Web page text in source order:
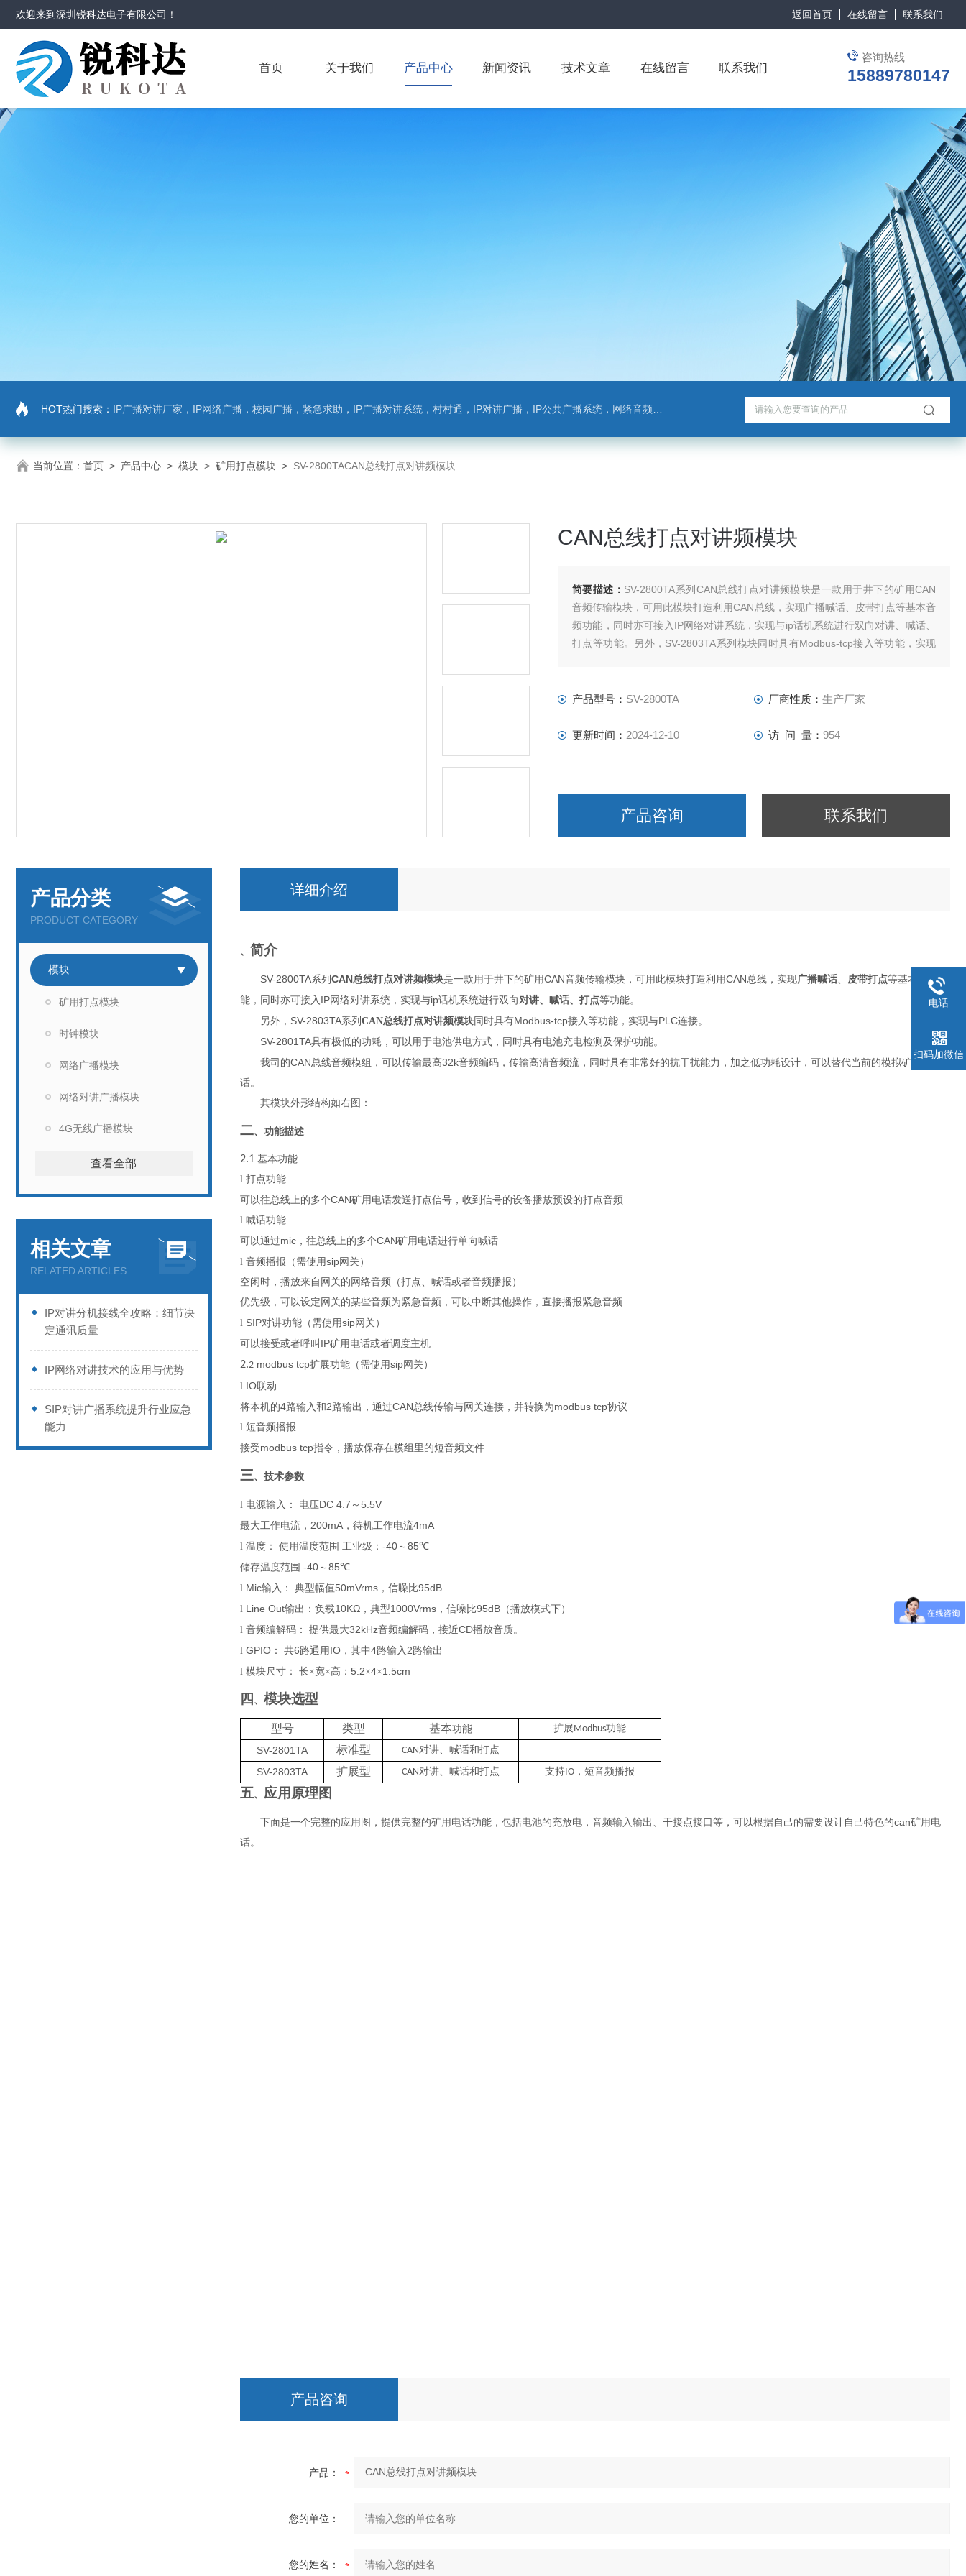
欢迎来到深圳锐科达电子有限公司 ！ 返回首页 在线留言 联系我们
咨询热线
15889780147
首页 关于我们 产品中心 新闻资讯 技术文章 在线留言 联系我们
HOT热门搜索： IP广播对讲厂家，IP网络广播，校园广播，紧急求助，IP广播对讲系统，村村通，IP对讲广播，IP公共广播系统，网络音频模块，银行对讲，背景音乐，网络录播，班班通
当前位置： 首页 > 产品中心 > 模块 > 矿用打点模块 > SV-2800TACAN总线打点对讲频模块
CAN总线打点对讲频模块
简要描述： SV-2800TA系列CAN总线打点对讲频模块是一款用于井下的矿用CAN
音频传输模块，可用此模块打造利用CAN总线，实现广播喊话、皮带打点等基本音
频功能，同时亦可接入IP网络对讲系统，实现与ip话机系统进行双向对讲、喊话、
打点等功能。另外，SV-2803TA系列模块同时具有Modbus-tcp接入等功能，实现
产品型号： SV-2800TA 厂商性质： 生产厂家
更新时间： 2024-12-10 访 问 量： 954
产品咨询 联系我们
产品分类
PRODUCT CATEGORY
模块
矿用打点模块
时钟模块
网络广播模块
网络对讲广播模块
4G无线广播模块
查看全部
相关文章
RELATED ARTICLES
IP对讲分机接线全攻略：细节决
定通讯质量
IP网络对讲技术的应用与优势
SIP对讲广播系统提升行业应急
能力
详细介绍
、 简介
SV-2800TA系列 CAN总线打点对讲频模块是一款用于井下的矿用CAN音频传输模块，可用 此模块打造利用CAN总线，实现广播喊话、 皮带打点等基本 音频功
能 ， 同时亦可接入 IP网络对讲系统 ， 实现与ip话机系统进行双向对讲、喊话、打点等功能。
另外， SV-2803TA系列 CAN总线打点对讲频模块 同时具有Modbus-tcp接入等功能，实现与PLC连接。
SV-2801TA具有极低的功耗，可以用于电池供电方式，同时具有电池充电检测及保护功能。
我司的CAN总线音频模组，可以传输最高32k音频编码，传输高清音频流，同时具有非常好的抗干扰能力，加之低功耗设计，可以替代当前的模拟矿用电
话。
其模块外形结构如右图：
二、功能描述
2.1 基本功能
l 打点功能
可以往总线上的多个CAN矿用电话发送打点信号，收到信号的设备播放预设的打点音频
l 喊话功能
可以通过mic ，往总线上的多个CAN矿用电话进行单向喊话
l 音频播报（需使用sip网关）
空闲时，播放来自网关的网络音频（打点、喊话或者音频播报）
优先级，可以设定网关的某些音频为紧急音频，可以中断其他操作，直接播报紧急音频
l SIP对讲功能 （需使用sip网关）
可以接受或者呼叫 IP矿用电话或者调度主机
2.2 modbus tcp扩展功能 （需使用sip网关）
l IO联动
将本机的4路输入和 2路输出，通过CAN总线传输与网关连接，并转换为modbus tcp协议
l 短音频播报
接受modbus tcp指令，播放保存在模组里的短音频文件
三、技术参数
l 电源输入： 电压DC 4.7 ～ 5.5V
最大工作电流， 200mA ，待机工作电流4mA
l 温度： 使用温度范围 工业级： -40 ～ 85℃
储存温度范围 -40 ～ 85℃
l Mic输入： 典型幅值50mVrms ，信噪比95dB
l Line Out输出： 负载10KΩ ，典型1000Vrms ， 信噪比95dB （播放模式下）
l 音频编解码 ： 提供最大32kHz音频编解码 ， 接近CD播放音质。
l GPIO ： 共6路通用 IO ， 其中4路输入 2路输出
l 模块尺寸 ： 长×宽×高： 5 .2×4×1.5cm
四 、 模块选型
型号 类型 基本功能 扩展Modbus功能
SV-2801TA 标准型 CAN对讲、 喊话和打点
SV-2803TA 扩展型 CAN对讲、 喊话和打点 支持IO ，短音频播报
五、 应用原理图
下面是一个完整的应用图，提供完整的矿用电话功能，包括电池的充放电，音频输入输出、干接点接口等，可以根据自己的需要设计自己特色的can矿用电
话。
产品咨询
产品：
您的单位：
您的姓名：
电话
扫码加微信